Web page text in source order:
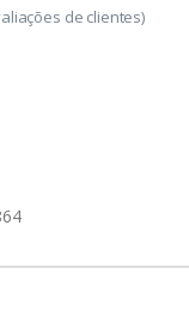
de clientes)